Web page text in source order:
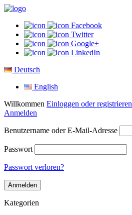
Facebook
Twitter
Google+
LinkedIn
Deutsch
English
Willkommen Einloggen oder registrieren
Anmelden
Benutzername oder E-Mail-Adresse
Passwort
Passwort verloren?
Kategorien